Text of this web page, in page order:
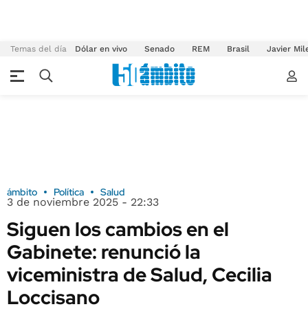
Temas del día Dólar en vivo Senado REM Brasil Javier
ámbito Política Salud
3 de noviembre 2025 - 22:33
Siguen los cambios en el
Gabinete: renunció la
viceministra de Salud, Cecilia
Loccisano